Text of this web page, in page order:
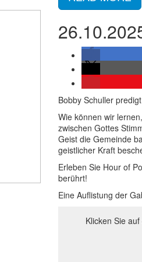
Bobby Schuller
Wie können wir
zwischen Gottes
Geist die Gemeinde
geistlicher Kraft
Erleben Sie Hour of
berührt!
Eine Auflistung der
Klicken Sie